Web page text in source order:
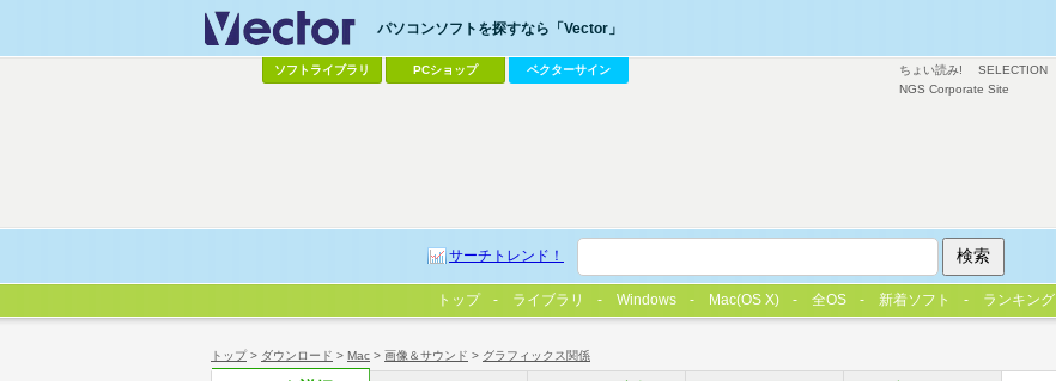
トップ> ダウンロード > Mac > 画像＆サウンド > グラフィックス関係
ちょい読み! SELECTION
NGS Corporate Site
パソコンソフトを探すなら「Vector」
ソフトライブラリ PCショップ ベクターサイン
サーチトレンド！
トップ ライブラリ Windows Mac(OS X) 全OS 新着ソフト ランキング